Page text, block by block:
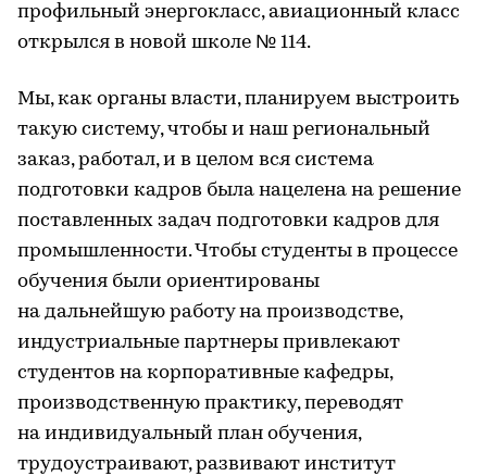
профильный энергокласс, авиационный класс
открылся в новой школе № 114.
Мы, как органы власти, планируем выстроить
такую систему, чтобы и наш региональный
заказ, работал, и в целом вся система
подготовки кадров была нацелена на решение
поставленных задач подготовки кадров для
промышленности. Чтобы студенты в процессе
обучения были ориентированы
на дальнейшую работу на производстве,
индустриальные партнеры привлекают
студентов на корпоративные кафедры,
производственную практику, переводят
на индивидуальный план обучения,
трудоустраивают, развивают институт